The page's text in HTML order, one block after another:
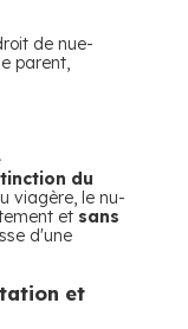
de nue-
parent,
du
viagère, le nu-
et sans
d'une
et